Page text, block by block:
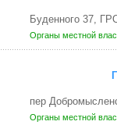
Буденного 37,
Органы местной
пер
Органы местной